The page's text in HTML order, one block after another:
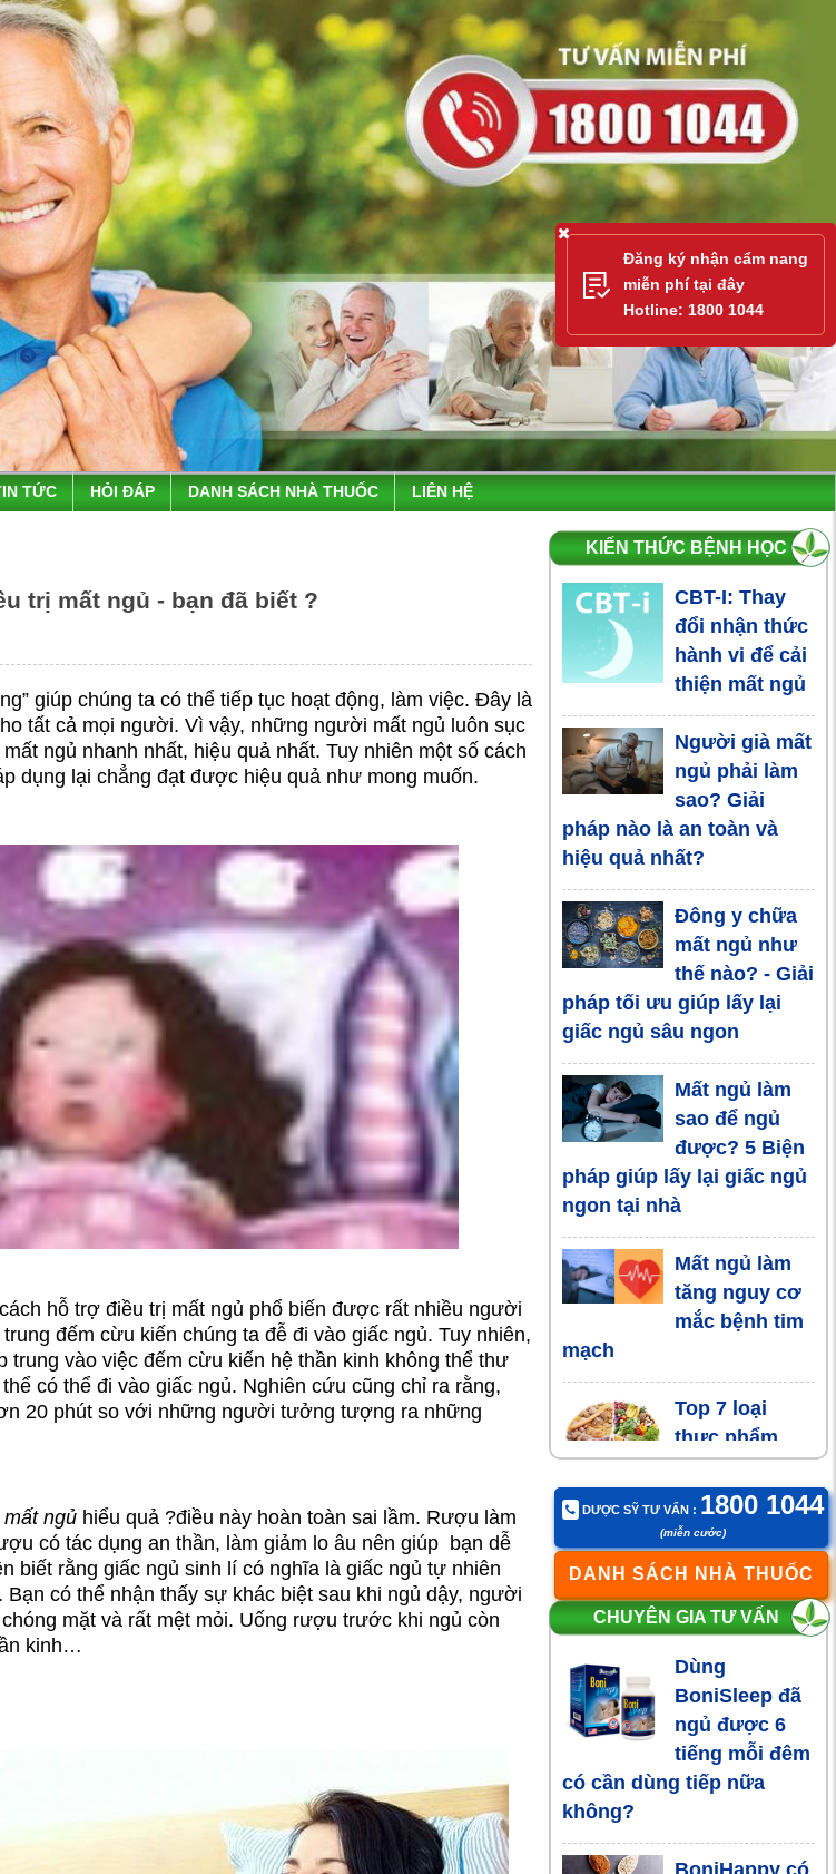
TỨC HỎI ĐÁP DANH SÁCH NHÀ THUỐC LIÊN HỆ
trị mất ngủ - bạn đã biết ?
giúp chúng ta có thể tiếp tục hoạt động, làm việc. Đây là
tất cả mọi người. Vì vậy, những người mất ngủ luôn sục
ngủ nhanh nhất, hiệu quả nhất. Tuy nhiên một số cách
dụng lại chẳng đạt được hiệu quả như mong muốn.
hỗ trợ điều trị mất ngủ phổ biến được rất nhiều người
đếm cừu kiến chúng ta đễ đi vào giấc ngủ. Tuy nhiên,
trung vào việc đếm cừu kiến hệ thần kinh không thể thư
có thể đi vào giấc ngủ. Nghiên cứu cũng chỉ ra rằng,
20 phút so với những người tưởng tượng ra những
ngủ hiểu quả ?điều này hoàn toàn sai lầm. Rượu làm
có tác dụng an thần, làm giảm lo âu nên giúp bạn dễ
biết rằng giấc ngủ sinh lí có nghĩa là giấc ngủ tự nhiên
có thể nhận thấy sự khác biệt sau khi ngủ dậy, người
mặt và rất mệt mỏi. Uống rượu trước khi ngủ còn
kinh…
KIẾN THỨC BỆNH HỌC
CBT-I: Thay
đổi nhận thức
hành vi để cải
thiện mất ngủ
Người già mất
ngủ phải làm
sao? Giải
pháp nào là an toàn và
hiệu quả nhất?
Đông y chữa
mất ngủ như
thế nào? - Giải
pháp tối ưu giúp lấy lại
giấc ngủ sâu ngon
Mất ngủ làm
sao để ngủ
được? 5 Biện
pháp giúp lấy lại giấc ngủ
ngon tại nhà
Mất ngủ làm
tăng nguy cơ
mắc bệnh tim
mạch
Top 7 loại
thực phẩm
người bệnh
mất ngủ
không nên ăn vào buổi tối
Khó ngủ uống
gì? 5 loại trà
thảo dược
giúp ngủ ngon hiệu quả
Top 5 vị dược
liệu chữa mất
ngủ kinh niên
an toàn, hiệu quả
DƯỢC SỸ TƯ VẤN : 1800 1044
(miễn cước)
DANH SÁCH NHÀ THUỐC
CHUYÊN GIA TƯ VẤN
Dùng
BoniSleep đã
ngủ được 6
tiếng mỗi đêm
có cần dùng tiếp nữa
không?
BoniHappy có
Đăng ký nhận cẩm nang
miễn phí tại đây
Hotline: 1800 1044